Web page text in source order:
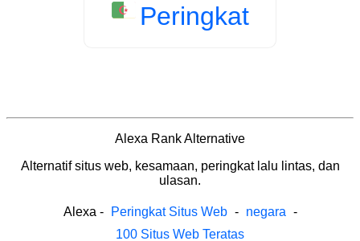
Peringkat
Alexa Rank Alternative
Alternatif situs web, kesamaan, peringkat lalu lintas, dan
ulasan.
Alexa - Peringkat Situs Web - negara -
100 Situs Web Teratas